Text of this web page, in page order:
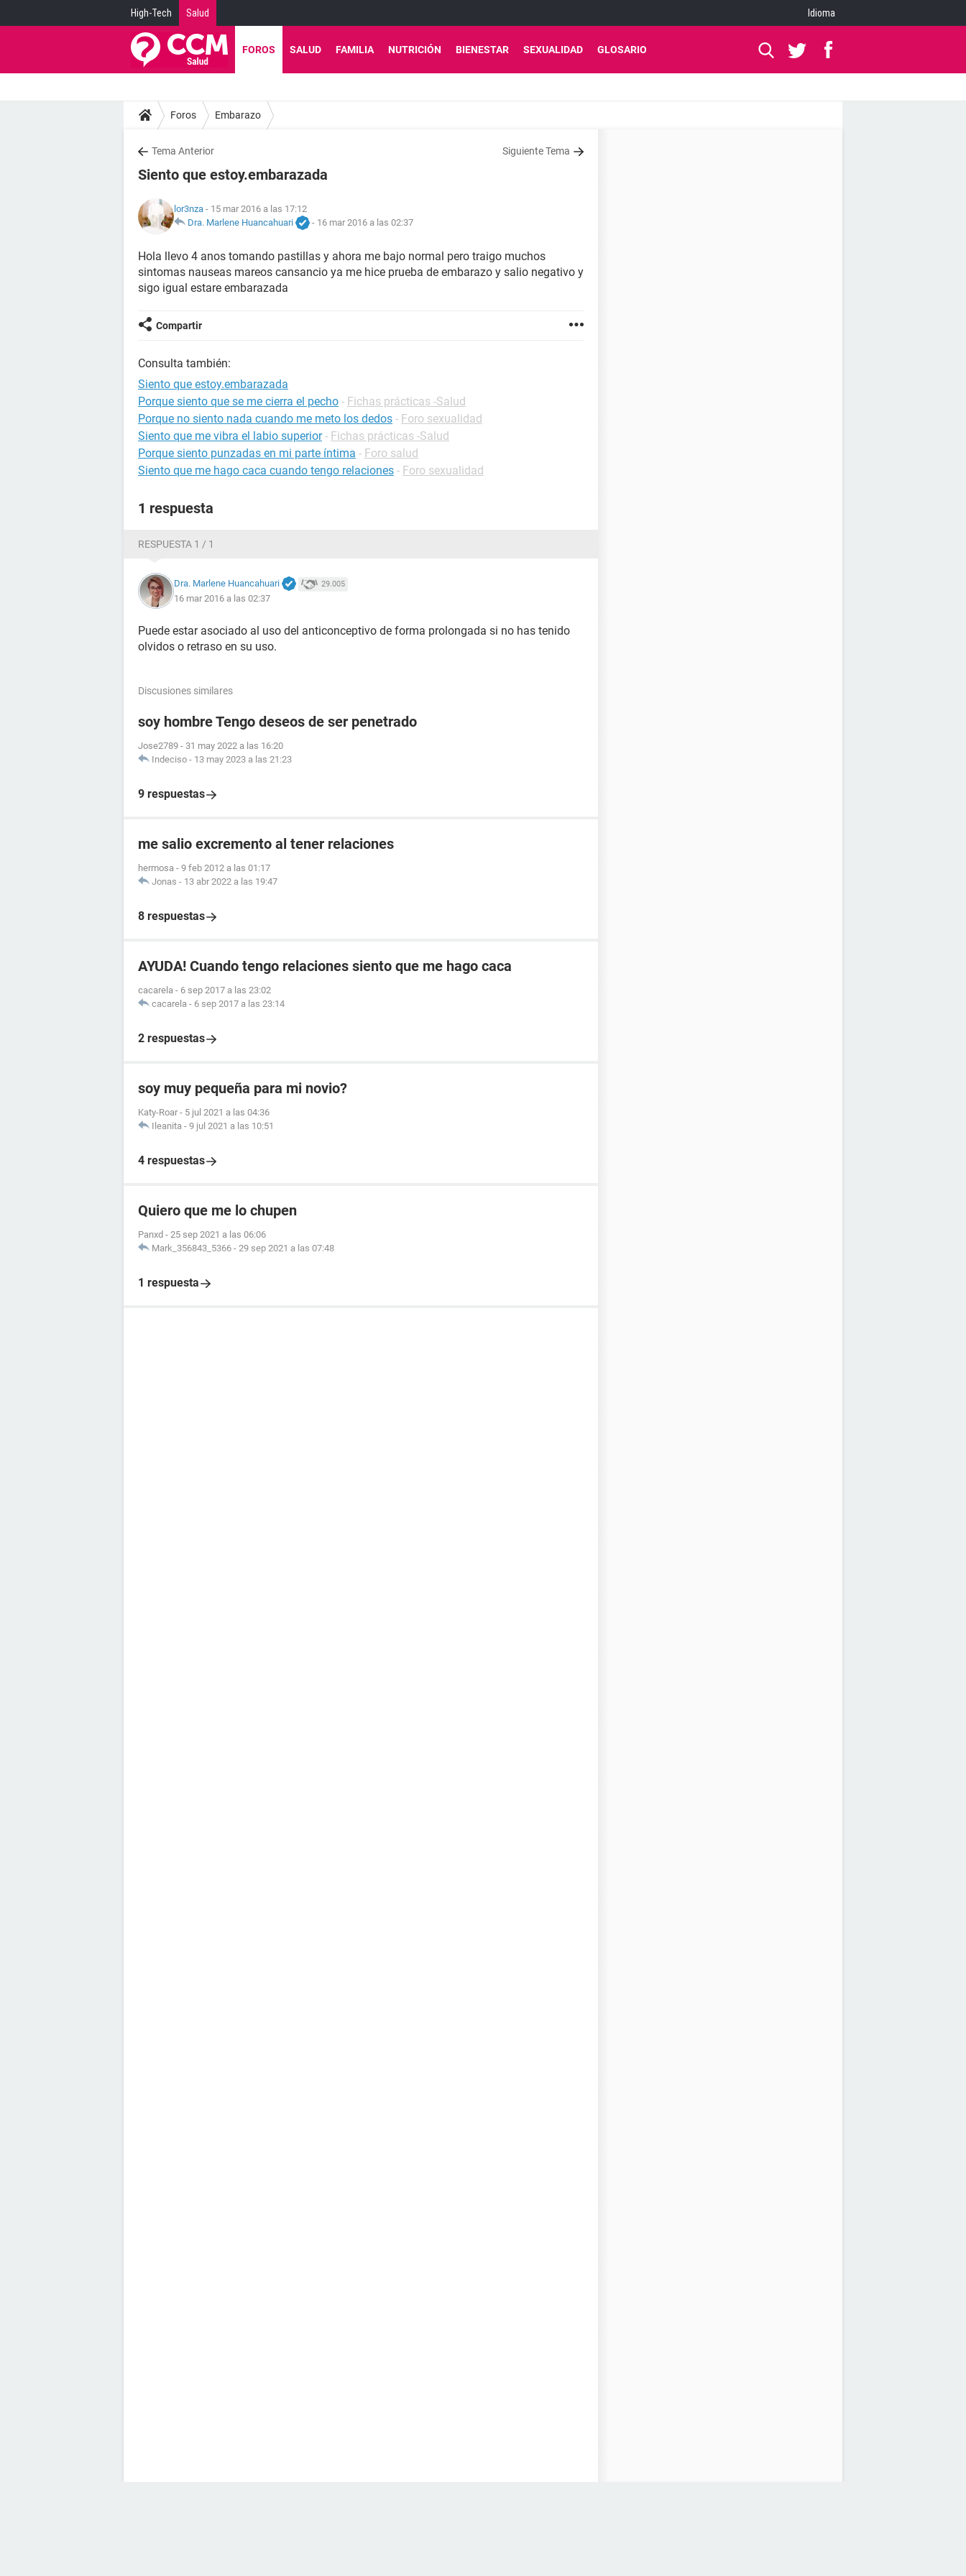
High-Tech Salud Idioma
FOROS SALUD FAMILIA NUTRICIÓN BIENESTAR SEXUALIDAD GLOSARIO
Foros Embarazo
Tema Anterior Siguiente Tema
Siento que estoy.embarazada
lor3nza - 15 mar 2016 a las 17:12
Dra. Marlene Huancahuari
- 16 mar 2016 a las 02:37
Hola llevo 4 anos tomando pastillas y ahora me bajo normal pero traigo muchos
sintomas nauseas mareos cansancio ya me hice prueba de embarazo y salio negativo y
sigo igual estare embarazada
Compartir
Consulta también:
Siento que estoy.embarazada
Porque siento que se me cierra el pecho - Fichas prácticas -Salud
Porque no siento nada cuando me meto los dedos - Foro sexualidad
Siento que me vibra el labio superior - Fichas prácticas -Salud
Porque siento punzadas en mi parte íntima - Foro salud
Siento que me hago caca cuando tengo relaciones - Foro sexualidad
1 respuesta
RESPUESTA 1 / 1
Dra. Marlene Huancahuari 29.005
16 mar 2016 a las 02:37
Puede estar asociado al uso del anticonceptivo de forma prolongada si no has tenido
olvidos o retraso en su uso.
Discusiones similares
soy hombre Tengo deseos de ser penetrado
Jose2789 - 31 may 2022 a las 16:20
Indeciso - 13 may 2023 a las 21:23
9 respuestas
me salio excremento al tener relaciones
hermosa - 9 feb 2012 a las 01:17
Jonas - 13 abr 2022 a las 19:47
8 respuestas
AYUDA! Cuando tengo relaciones siento que me hago caca
cacarela - 6 sep 2017 a las 23:02
cacarela - 6 sep 2017 a las 23:14
2 respuestas
soy muy pequeña para mi novio?
Katy-Roar - 5 jul 2021 a las 04:36
Ileanita - 9 jul 2021 a las 10:51
4 respuestas
Quiero que me lo chupen
Panxd - 25 sep 2021 a las 06:06
Mark_356843_5366 - 29 sep 2021 a las 07:48
1 respuesta